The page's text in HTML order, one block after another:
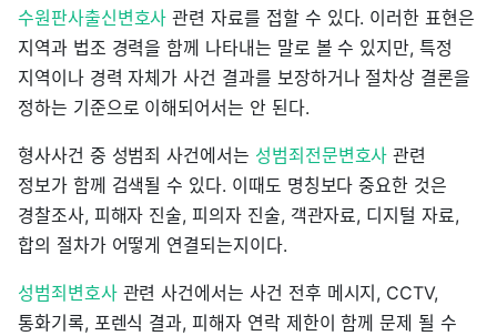
수원판사출신변호사 관련 자료를 접할 수 있다. 이러한 표현은
지역과 법조 경력을 함께 나타내는 말로 볼 수 있지만, 특정
지역이나 경력 자체가 사건 결과를 보장하거나 절차상 결론을
정하는 기준으로 이해되어서는 안 된다.
형사사건 중 성범죄 사건에서는 성범죄전문변호사 관련
정보가 함께 검색될 수 있다. 이때도 명칭보다 중요한 것은
경찰조사, 피해자 진술, 피의자 진술, 객관자료, 디지털 자료,
합의 절차가 어떻게 연결되는지이다.
성범죄변호사관련 사건에서는 사건 전후 메시지, CCTV,
통화기록, 포렌식 결과, 피해자 연락 제한이 함께 문제 될 수